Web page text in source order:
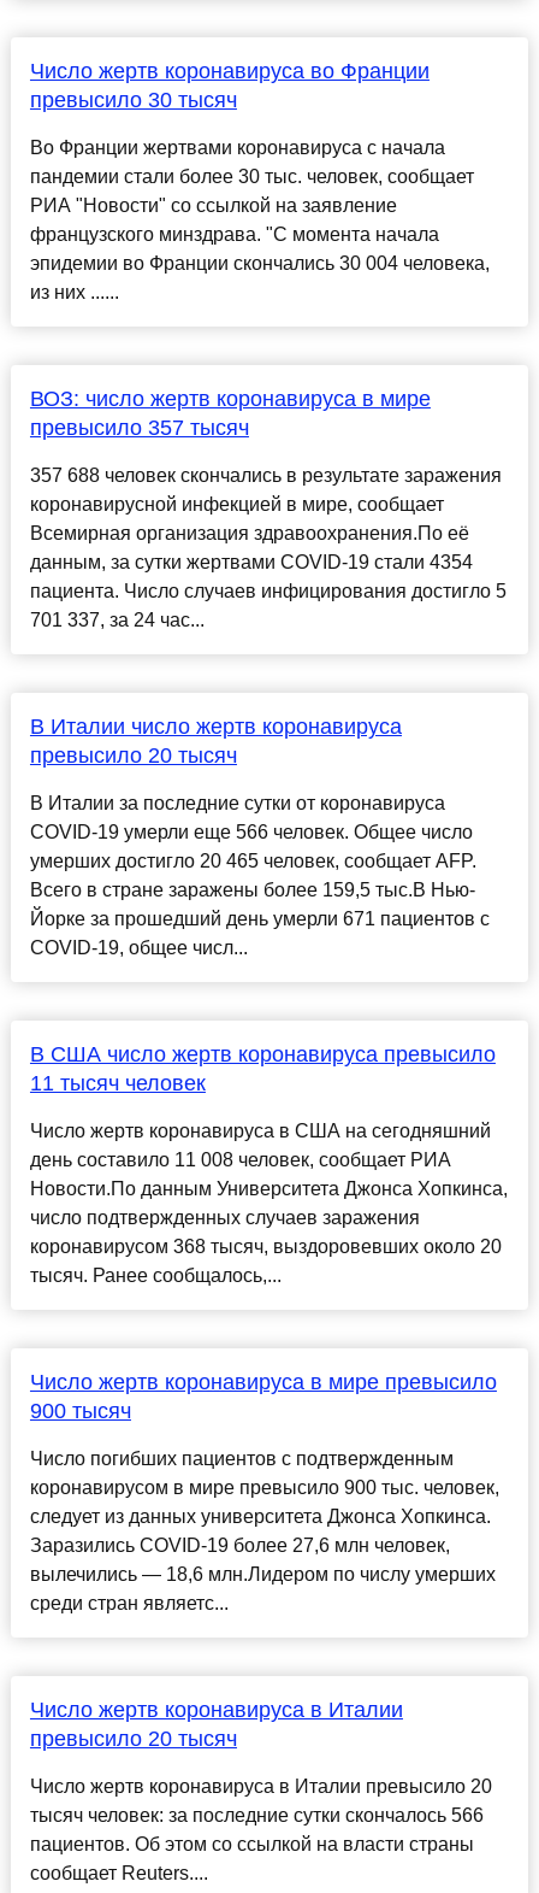
Число жертв коронавируса во Франции
превысило 30 тысяч
Во Франции жертвами коронавируса с начала
пандемии стали более 30 тыс. человек, сообщает
РИА "Новости" со ссылкой на заявление
французского минздрава. "С момента начала
эпидемии во Франции скончались 30 004 человека,
из них ......
ВОЗ: число жертв коронавируса в мире
превысило 357 тысяч
357 688 человек скончались в результате заражения
коронавирусной инфекцией в мире, сообщает
Всемирная организация здравоохранения.По её
данным, за сутки жертвами COVID-19 стали 4354
пациента. Число случаев инфицирования достигло 5
701 337, за 24 час...
В Италии число жертв коронавируса
превысило 20 тысяч
В Италии за последние сутки от коронавируса
COVID-19 умерли еще 566 человек. Общее число
умерших достигло 20 465 человек, сообщает AFP.
Всего в стране заражены более 159,5 тыс.В Нью-
Йорке за прошедший день умерли 671 пациентов с
COVID-19, общее числ...
В США число жертв коронавируса превысило
11 тысяч человек
Число жертв коронавируса в США на сегодняшний
день составило 11 008 человек, сообщает РИА
Новости.По данным Университета Джонса Хопкинса,
число подтвержденных случаев заражения
коронавирусом 368 тысяч, выздоровевших около 20
тысяч. Ранее сообщалось,...
Число жертв коронавируса в мире превысило
900 тысяч
Число погибших пациентов с подтвержденным
коронавирусом в мире превысило 900 тыс. человек,
следует из данных университета Джонса Хопкинса.
Заразились COVID-19 более 27,6 млн человек,
вылечились — 18,6 млн.Лидером по числу умерших
среди стран являетс...
Число жертв коронавируса в Италии
превысило 20 тысяч
Число жертв коронавируса в Италии превысило 20
тысяч человек: за последние сутки скончалось 566
пациентов. Об этом со ссылкой на власти страны
сообщает Reuters....